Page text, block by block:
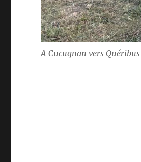
A Cucugnan vers Quéribus